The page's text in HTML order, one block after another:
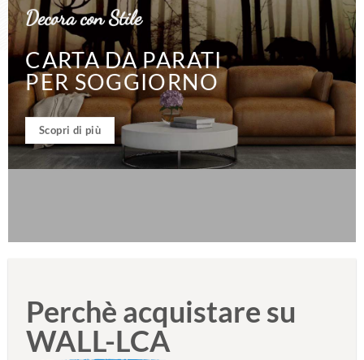
Decora con Stile
CARTA DA PARATI
PER SOGGIORNO
Scopri di più
Perchè acquistare su
WALL-LCA